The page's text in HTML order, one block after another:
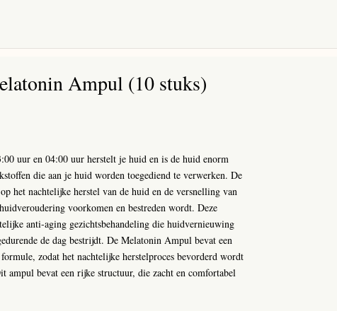
Ampul (10 stuks)
uur en 04:00 uur herstelt je huid en is de huid enorm
die aan je huid worden toegediend te verwerken. De
het nachtelijke herstel van de huid en de versnelling van
voorkomen en bestreden wordt. Deze
anti-aging gezichtsbehandeling die huidvernieuwing
de dag bestrijdt. De Melatonin Ampul bevat een
zodat het nachtelijke herstelproces bevorderd wordt
ampul bevat een rijke structuur, die zacht en comfortabel